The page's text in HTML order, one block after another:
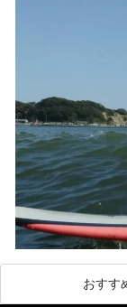
提供
この
おすす